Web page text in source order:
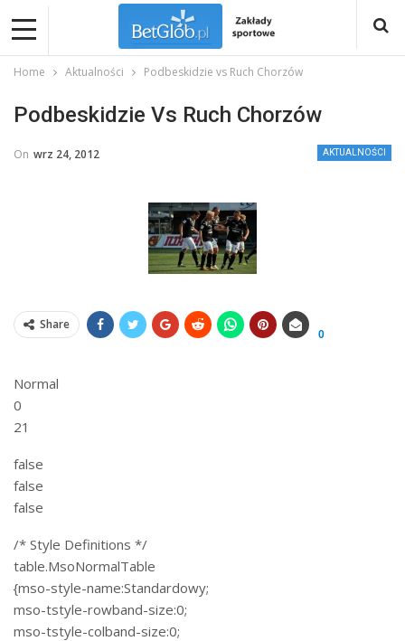
Home Aktualności Podbeskidzie vs Ruch Chorzów
Podbeskidzie Vs Ruch Chorzów
AKTUALNOŚCI
On wrz 24, 2012
Share
0
Normal
0
21
false
false
false
/* Style Definitions */
table.MsoNormalTable
{mso-style-name:Standardowy;
mso-tstyle-rowband-size:0;
mso-tstyle-colband-size:0;